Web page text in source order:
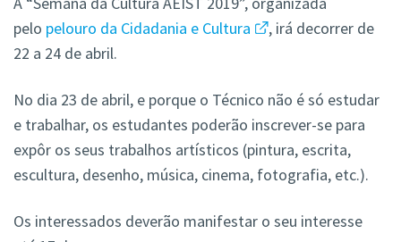
pelo pelouro da Cidadania e Cultura
, irá decorrer de
22 a 24 de abril.
No dia 23 de abril, e porque o Técnico não é só estudar
e trabalhar, os estudantes poderão inscrever-se para
expôr os seus trabalhos artísticos (pintura, escrita,
escultura, desenho, música, cinema, fotografia, etc.).
Os interessados deverão manifestar o seu interesse